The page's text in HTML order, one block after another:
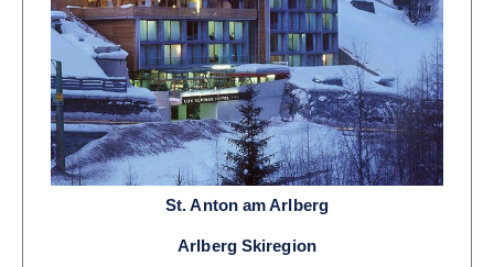
St. Anton am Arlberg
Arlberg Skiregion